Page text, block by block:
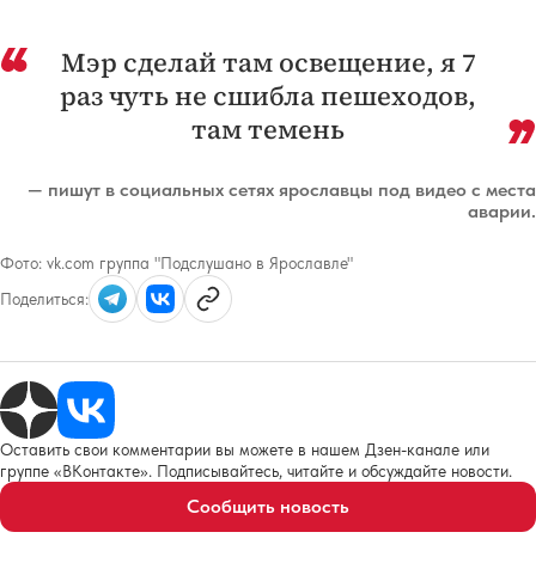
Мэр сделай там освещение, я 7
раз чуть не сшибла пешеходов,
там темень
— пишут в социальных сетях ярославцы под видео с места
аварии.
Фото: vk.com группа "Подслушано в Ярославле"
Поделиться:
Оставить свои комментарии вы можете в нашем Дзен-канале или
группе «ВКонтакте». Подписывайтесь, читайте и обсуждайте новости.
Сообщить новость